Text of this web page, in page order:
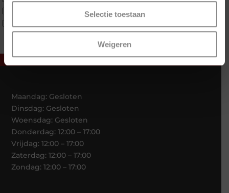
Selectie toestaan
Weigeren
Tweepersoons 2 kernen
Maandag: Gesloten
Dinsdag: Gesloten
Woensdag: Gesloten
Donderdag: 12:00 – 17:00
Vrijdag: 12:00 – 17:00
Zaterdag: 12:00 – 17:00
Zondag: 12:00 – 17:00